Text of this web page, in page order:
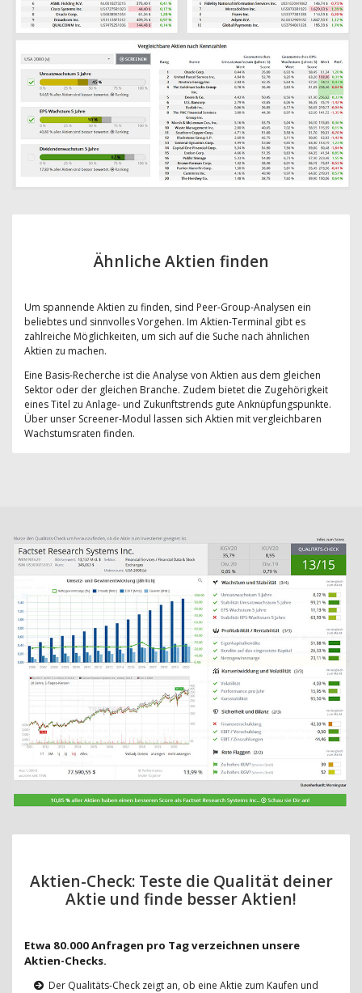
Ähnliche Aktien finden
Um spannende Aktien zu finden, sind Peer-Group-Analysen ein
beliebtes und sinnvolles Vorgehen. Im Aktien-Terminal gibt es
zahlreiche Möglichkeiten, um sich auf die Suche nach ähnlichen
Aktien zu machen.
Eine Basis-Recherche ist die Analyse von Aktien aus dem gleichen
Sektor oder der gleichen Branche. Zudem bietet die Zugehörigkeit
eines Titel zu Anlage- und Zukunftstrends gute Anknüpfungspunkte.
Über unser Screener-Modul lassen sich Aktien mit vergleichbaren
Wachstumsraten finden.
Aktien-Check: Teste die Qualität deiner
Aktie und finde besser Aktien!
Etwa 80.000 Anfragen pro Tag verzeichnen unsere
Aktien-Checks.
Der Qualitäts-Check zeigt an, ob eine Aktie zum Kaufen und